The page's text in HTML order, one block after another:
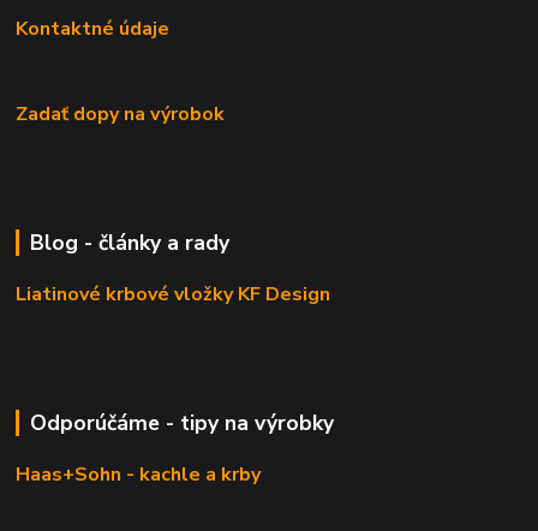
Kontaktné údaje
Zadať dopy na výrobok
Blog - články a rady
Liatinové krbové vložky KF Design
Odporúčáme - tipy na výrobky
Haas+Sohn - kachle a krby